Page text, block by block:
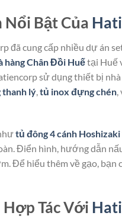
Nổi Bật Của
đã cung cấp nhiều dự án
hàng Chân Đồi Huếtại Huế
sử dụng thiết bị nhà
thanh lý,tủ inox đựng chén,
tủ đông 4 cánh Hoshizaki
Điển hình, hướng dẫn
Để hiểu thêm về gạo, bạn
Tác Với